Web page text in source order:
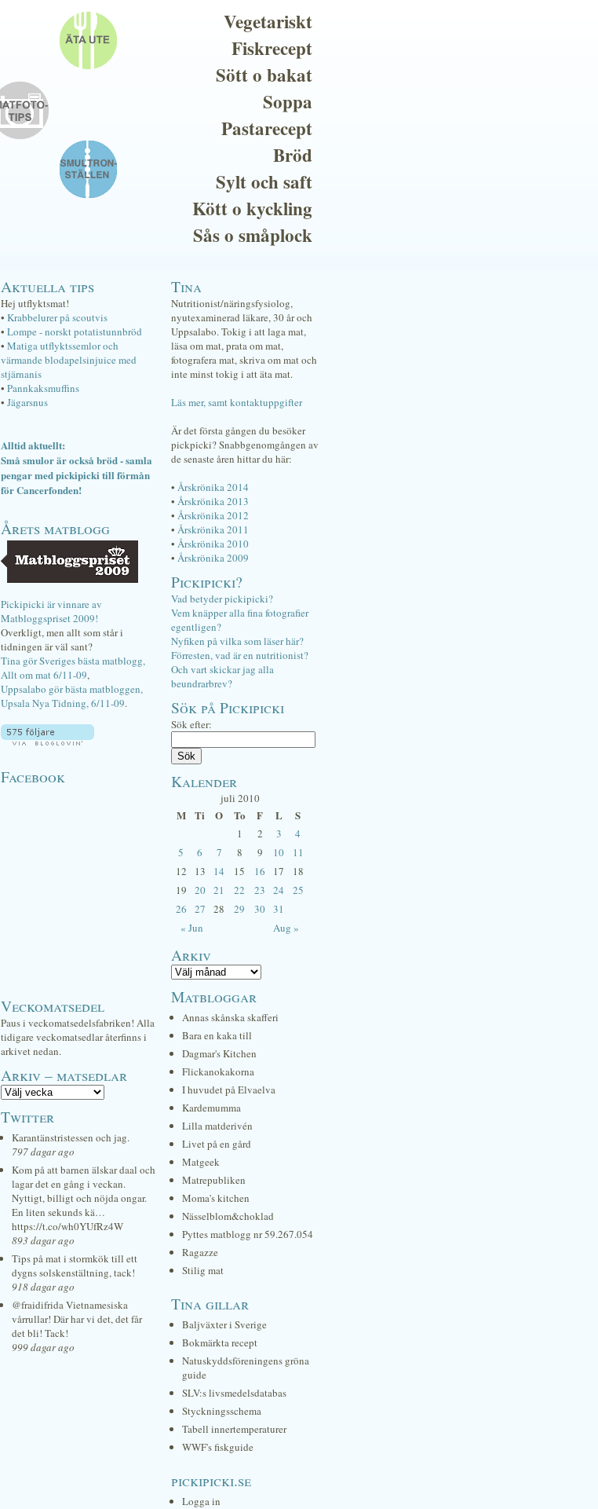
Vegetariskt
Fiskrecept
Sött o bakat
Soppa
Pastarecept
Bröd
Sylt och saft
Kött o kyckling
Sås o småplock
Aktuella tips
Hej utflyktsmat!
• Krabbelurer på scoutvis
• Lompe - norskt potatistunnbröd
• Matiga utflyktssemlor och
värmande blodapelsinjuice med
stjärnanis
• Pannkaksmuffins
• Jägarsnus
Alltid aktuellt:
Små smulor är också bröd - samla
pengar med pickipicki till förmån
för Cancerfonden!
Årets matblogg
Pickipicki är vinnare av
Matbloggspriset 2009!
Overkligt, men allt som står i
tidningen är väl sant?
Tina gör Sveriges bästa matblogg,
Allt om mat 6/11-09,
Uppsalabo gör bästa matbloggen,
Upsala Nya Tidning, 6/11-09.
Facebook
Veckomatsedel
Paus i veckomatsedelsfabriken! Alla
tidigare veckomatsedlar återfinns i
arkivet nedan.
Arkiv – matsedlar
Twitter
Karantänstristessen och jag.
797 dagar ago
Kom på att barnen älskar daal och
lagar det en gång i veckan.
Nyttigt, billigt och nöjda ongar.
En liten sekunds kä…
https://t.co/wh0YUfRz4W
893 dagar ago
Tips på mat i stormkök till ett
dygns solskenstältning, tack!
918 dagar ago
@fraidifrida Vietnamesiska
vårrullar! Där har vi det, det får
det bli! Tack!
999 dagar ago
Tina
Nutritionist/näringsfysiolog,
nyutexaminerad läkare, 30 år och
Uppsalabo. Tokig i att laga mat,
läsa om mat, prata om mat,
fotografera mat, skriva om mat och
inte minst tokig i att äta mat.
Läs mer, samt kontaktuppgifter
Är det första gången du besöker
pickpicki? Snabbgenomgången av
de senaste åren hittar du här:
• Årskrönika 2014
• Årskrönika 2013
• Årskrönika 2012
• Årskrönika 2011
• Årskrönika 2010
• Årskrönika 2009
Pickipicki?
Vad betyder pickipicki?
Vem knäpper alla fina fotografier
egentligen?
Nyfiken på vilka som läser här?
Förresten, vad är en nutritionist?
Och vart skickar jag alla
beundrarbrev?
Sök på Pickipicki
Sök efter:
Kalender
juli 2010
M Ti O To F L S
« Jun Aug »
1 2 3
4
5
6 7 8 9 10
11
12
13 14 15 16 17
18
19
20 21 22 23 24
25
26
27 28 29 30 31
Arkiv
Matbloggar
Annas skånska skafferi
Bara en kaka till
Dagmar's Kitchen
Flickanokakorna
I huvudet på Elvaelva
Kardemumma
Lilla matderivén
Livet på en gård
Matgeek
Matrepubliken
Moma's kitchen
Nässelblom&choklad
Pyttes matblogg nr 59.267.054
Ragazze
Stilig mat
Tina gillar
Baljväxter i Sverige
Bokmärkta recept
Natuskyddsföreningens gröna
guide
SLV:s livsmedelsdatabas
Styckningsschema
Tabell innertemperaturer
WWF's fiskguide
pickipicki.se
Logga in